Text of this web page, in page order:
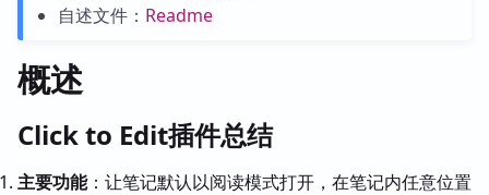
自述文件： Readme
概述
Click to Edit插件总结
主要功能：让笔记默认以阅读模式打开，在笔记内任意位置